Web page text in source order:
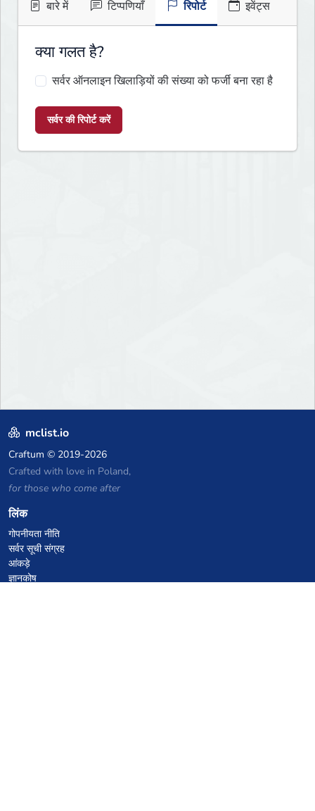
बारे में टिप्पणियाँ रिपोर्ट इवेंट्स
क्या गलत है?
सर्वर ऑनलाइन खिलाड़ियों की संख्या को फर्जी बना रहा है
सर्वर की रिपोर्ट करें
mclist.io
Craftum © 2019-2026
Crafted with love in Poland,
for those who come after
लिंक
गोपनीयता नीति
सर्वर सूची संग्रह
आंकड़े
ज्ञानकोष